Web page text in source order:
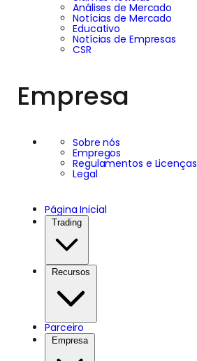
Análises de Mercado
Notícias de Mercado
Educativo
Notícias de Empresas
CSR
Empresa
Sobre nós
Empregos
Regulamentos e Licenças
Legal
Página Inicial
Trading
Recursos
Parceiro
Empresa